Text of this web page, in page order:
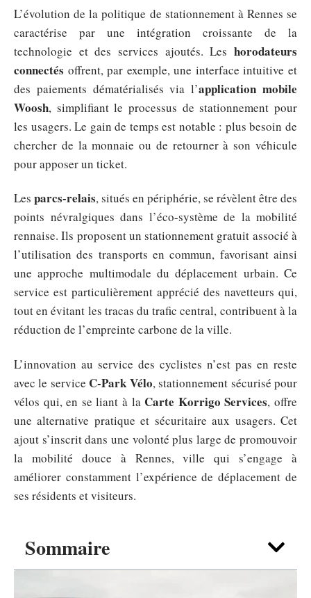
Sommaire
L’évolution de la politique de stationnement à Rennes se
caractérise par une intégration croissante de la
technologie et des services ajoutés. Les horodateurs
connectés offrent, par exemple, une interface intuitive et
des paiements dématérialisés via l’application mobile
Woosh, simplifiant le processus de stationnement pour
les usagers. Le gain de temps est notable : plus besoin de
chercher de la monnaie ou de retourner à son véhicule
pour apposer un ticket.
Les parcs-relais, situés en périphérie, se révèlent être des
points névralgiques dans l’éco-système de la mobilité
rennaise. Ils proposent un stationnement gratuit associé à
l’utilisation des transports en commun, favorisant ainsi
une approche multimodale du déplacement urbain. Ce
service est particulièrement apprécié des navetteurs qui,
tout en évitant les tracas du trafic central, contribuent à la
réduction de l’empreinte carbone de la ville.
L’innovation au service des cyclistes n’est pas en reste
avec le service C-Park Vélo, stationnement sécurisé pour
vélos qui, en se liant à la Carte Korrigo Services, offre
une alternative pratique et sécuritaire aux usagers. Cet
ajout s’inscrit dans une volonté plus large de promouvoir
la mobilité douce à Rennes, ville qui s’engage à
améliorer constamment l’expérience de déplacement de
ses résidents et visiteurs.